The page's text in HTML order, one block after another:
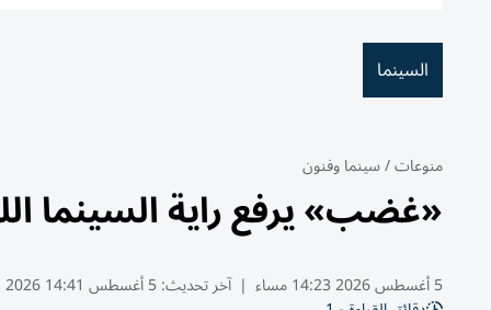
السينما
منوعات/سينما وفنون
«غضب» يرفع راية السينما
5 أغسطس 2026 14:23 مساء | آخر تحديث:5 أغسطس 14:41 2026